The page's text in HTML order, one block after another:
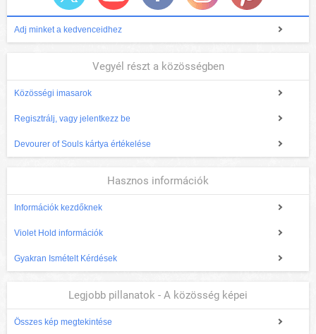
Adj minket a kedvenceidhez
Vegyél részt a közösségben
Közösségi imasarok
Regisztrálj, vagy jelentkezz be
Devourer of Souls kártya értékelése
Hasznos információk
Információk kezdőknek
Violet Hold információk
Gyakran Ismételt Kérdések
Legjobb pillanatok - A közösség képei
Összes kép megtekintése